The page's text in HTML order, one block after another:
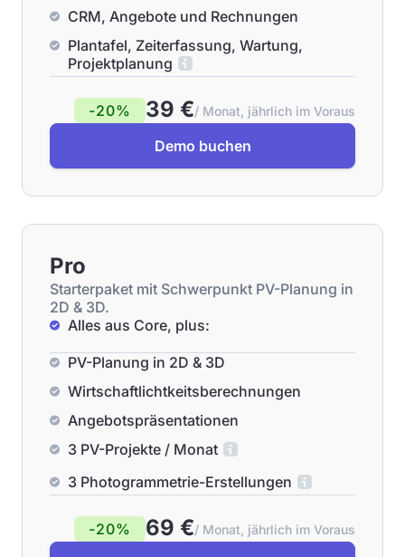
CRM, Angebote und Rechnungen
Plantafel, Zeiterfassung, Wartung,
Projektplanung
-20% 39 €/ Monat, jährlich im Voraus
Demo buchen
Pro
Starterpaket mit Schwerpunkt PV-Planung in
2D & 3D.
Alles aus Core, plus:
PV-Planung in 2D & 3D
Wirtschaftlichtkeitsberechnungen
Angebotspräsentationen
3 PV-Projekte / Monat
3 Photogrammetrie-Erstellungen
-20% 69 €/ Monat, jährlich im Voraus